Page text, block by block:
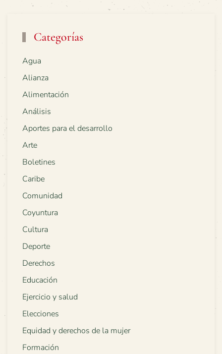
Categorías
Agua
Alianza
Alimentación
Análisis
Aportes para el desarrollo
Arte
Boletines
Caribe
Comunidad
Coyuntura
Cultura
Deporte
Derechos
Educación
Ejercicio y salud
Elecciones
Equidad y derechos de la mujer
Formación